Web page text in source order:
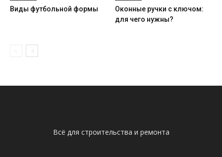
Виды футбольной формы
Оконные ручки с ключом:
для чего нужны?
Всё для строительства и ремонта